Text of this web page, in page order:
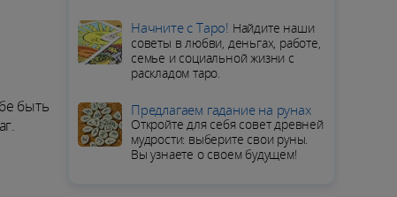
быть
Начните с Таро! Найдите наши
советы в любви, деньгах, работе,
семье и социальной жизни с
раскладом таро.
Предлагаем гадание на рунах
Откройте для себя совет древней
мудрости: выберите свои руны.
Вы узнаете о своем будущем!